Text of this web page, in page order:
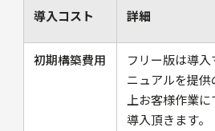
導入コスト 詳細
初期構築費用
フリー版は導⼊
ニュアルを提供
上お客様作業に
導⼊頂きます。